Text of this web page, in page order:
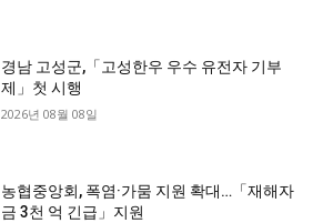
경남 고성군,「고성한우 우수 유전자 기부
제」첫 시행
2026년 08월 08일
농협중앙회, 폭염·가뭄 지원 확대…「재해자
금 3천 억 긴급」지원